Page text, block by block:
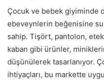
Çocuk ve bebek giyiminde
ebeveynlerin beğenisine
sahip. Tişört, pantolon,
kaban gibi ürünler,
düşünülerek tasarlanıyor.
ihtiyaçları, bu markette